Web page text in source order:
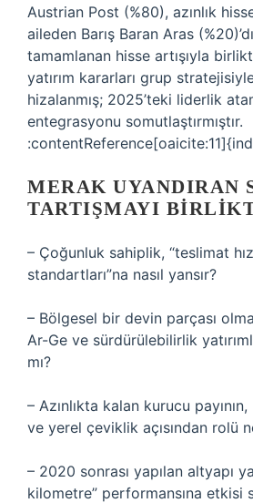
Austrian Post (%80), azınlık
aileden Barış Baran Aras
tamamlanan hisse artışıyla
yatırım kararları grup
hizalanmış; 2025’teki liderlik
entegrasyonu somutlaştırmıştır.
MERAK UYANDIRAN
TARTIŞMAYI
– Çoğunluk sahiplik, “teslimat
standartları”na nasıl yansır?
– Bölgesel bir devin parçası
Ar-Ge ve sürdürülebilirlik
mı?
– Azınlıkta kalan kurucu
ve yerel çeviklik açısından rolü
– 2020 sonrası yapılan altyapı
kilometre” performansına etkisi